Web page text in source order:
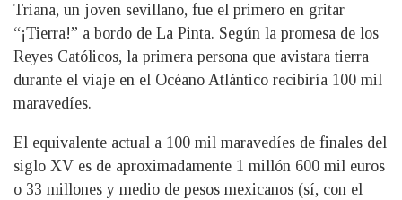
Triana, un joven sevillano, fue el primero en gritar
“¡Tierra!” a bordo de La Pinta. Según la promesa de los
Reyes Católicos, la primera persona que avistara tierra
durante el viaje en el Océano Atlántico recibiría 100 mil
maravedíes.
El equivalente actual a 100 mil maravedíes de finales del
siglo XV es de aproximadamente 1 millón 600 mil euros
o 33 millones y medio de pesos mexicanos (sí, con el